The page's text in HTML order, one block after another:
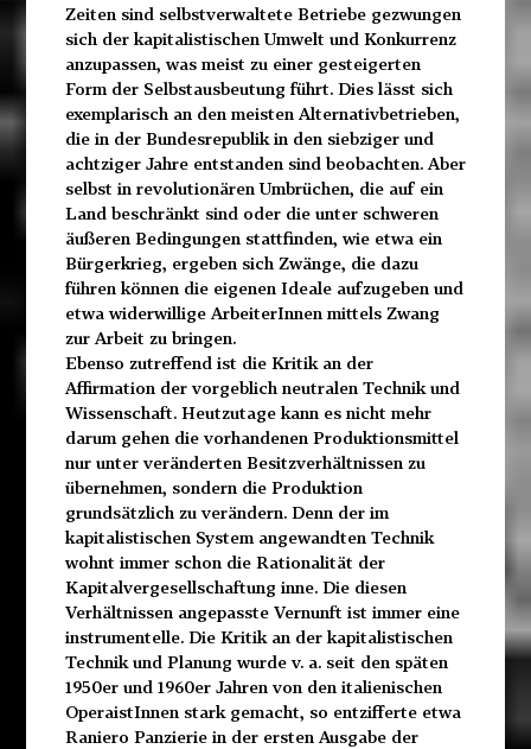
Zeiten sind selbstverwaltete Betriebe gezwungen
sich der kapitalistischen Umwelt und Konkurrenz
anzupassen, was meist zu einer gesteigerten
Form der Selbstausbeutung führt. Dies lässt sich
exemplarisch an den meisten Alternativbetrieben,
die in der Bundesrepublik in den siebziger und
achtziger Jahre entstanden sind beobachten. Aber
selbst in revolutionären Umbrüchen, die auf ein
Land beschränkt sind oder die unter schweren
äußeren Bedingungen stattfinden, wie etwa ein
Bürgerkrieg, ergeben sich Zwänge, die dazu
führen können die eigenen Ideale aufzugeben und
etwa widerwillige ArbeiterInnen mittels Zwang
zur Arbeit zu bringen.
Ebenso zutreffend ist die Kritik an der
Affirmation der vorgeblich neutralen Technik und
Wissenschaft. Heutzutage kann es nicht mehr
darum gehen die vorhandenen Produktionsmittel
nur unter veränderten Besitzverhältnissen zu
übernehmen, sondern die Produktion
grundsätzlich zu verändern. Denn der im
kapitalistischen System angewandten Technik
wohnt immer schon die Rationalität der
Kapitalvergesellschaftung inne. Die diesen
Verhältnissen angepasste Vernunft ist immer eine
instrumentelle. Die Kritik an der kapitalistischen
Technik und Planung wurde v. a. seit den späten
1950er und 1960er Jahren von den italienischen
OperaistInnen stark gemacht, so entzifferte etwa
Raniero Panzierie in der ersten Ausgabe der